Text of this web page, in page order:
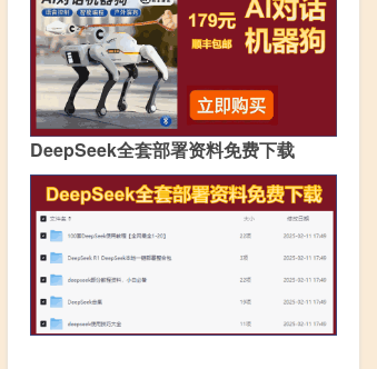
DeepSeek全套部署资料免费下载